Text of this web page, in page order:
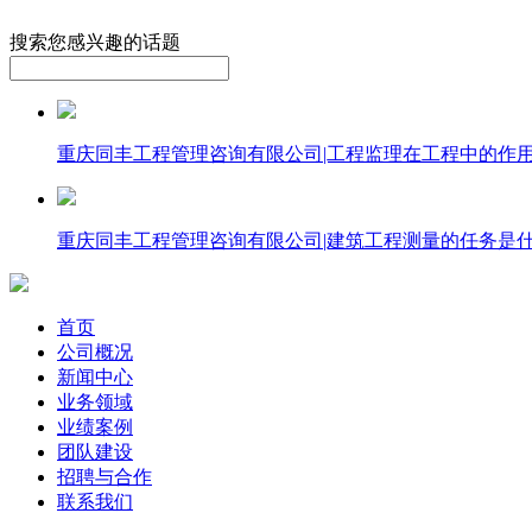
搜索您感兴趣的话题
重庆同丰工程管理咨询有限公司|工程监理在工程中的作
重庆同丰工程管理咨询有限公司|建筑工程测量的任务是
首页
公司概况
新闻中心
业务领域
业绩案例
团队建设
招聘与合作
联系我们